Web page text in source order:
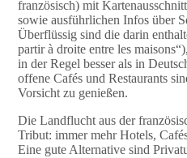
französisch) mit
sowie ausführlichen Infos über
Überflüssig sind die darin
partir à droite entre les
in der Regel besser als in
offene Cafés und Restaurants
Vorsicht zu genießen.
Die Landflucht aus der
Tribut: immer mehr Hotels,
Eine gute Alternative sind